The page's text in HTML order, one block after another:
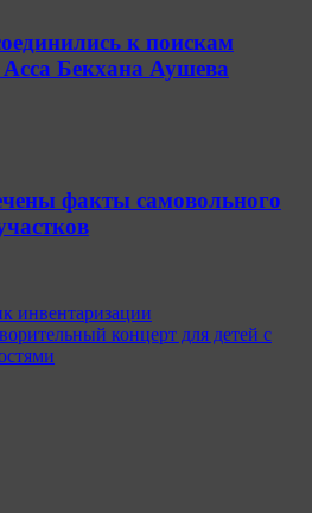
к поискам
Бекхана Аушева
факты самовольного
инвентаризации
концерт для детей с